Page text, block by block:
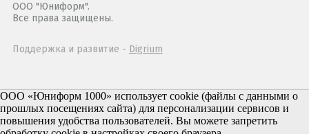
ООО "Юниформ".
Все права защищены.
Поддержка и развитие - Digrium
ООО «Юниформ 1000» использует cookie (файлы с данными о
прошлых посещениях сайта) для персонализации сервисов и
повышения удобства пользователей. Вы можете запретить